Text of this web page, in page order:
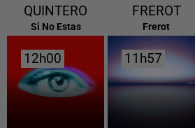
QUINTERO
Si No Estas
FREROT
Frerot
12h00
12h00 11h57
11h57